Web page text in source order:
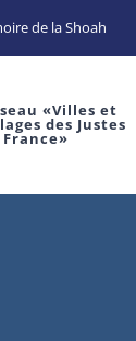
de la Shoah
«Villes et
des Justes
France»